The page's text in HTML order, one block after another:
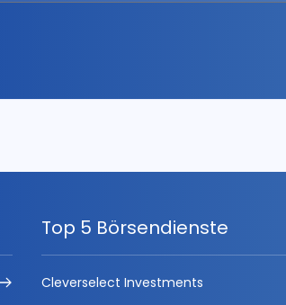
Top 5 Börsendienste
Cleverselect Investments